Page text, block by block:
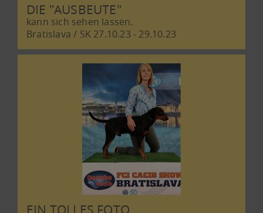
DIE "AUSBEUTE"
kann sich sehen lassen.
Bratislava / SK 27.10.23 - 29.10.23
EIN TOLLES FOTO